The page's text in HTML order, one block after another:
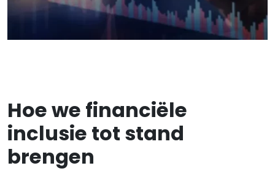
Hoe we financiële
inclusie tot stand
brengen